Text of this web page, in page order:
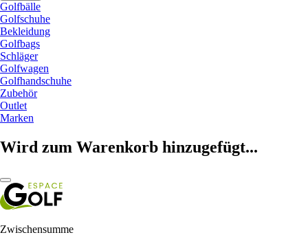
Golfbälle
Golfschuhe
Bekleidung
Golfbags
Schläger
Golfwagen
Golfhandschuhe
Zubehör
Outlet
Marken
Wird zum Warenkorb hinzugefügt...
Zwischensumme